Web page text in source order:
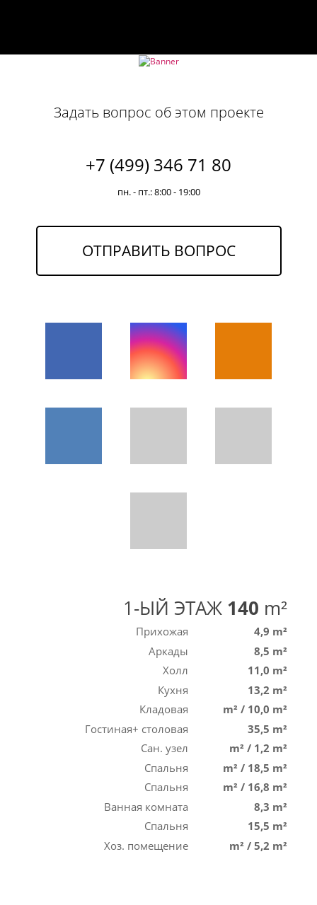
Задать вопрос об этом проекте
+7 (499) 346 71 80
пн. - пт.: 8:00 - 19:00
ОТПРАВИТЬ ВОПРОС
1-ЫЙ ЭТАЖ 140 m²
Прихожая
4,9 m²
Аркады
8,5 m²
Холл
11,0 m²
Кухня
13,2 m²
Кладовая
m² / 10,0 m²
Гостиная+ столовая
35,5 m²
Сан. узел
m² / 1,2 m²
Спальня
m² / 18,5 m²
Спальня
m² / 16,8 m²
Ванная комната
8,3 m²
Спальня
15,5 m²
Хоз. помещение
m² / 5,2 m²